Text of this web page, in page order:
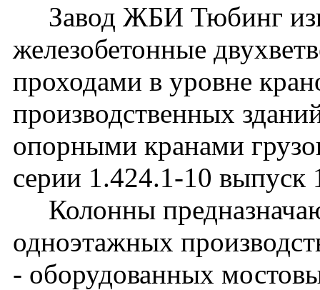
Завод ЖБИ Тюбинг
железобетонные
проходами в уровне
производственных
опорными кранами
серии 1.424.1-10 выпуск
Колонны
одноэтажных
- оборудованных